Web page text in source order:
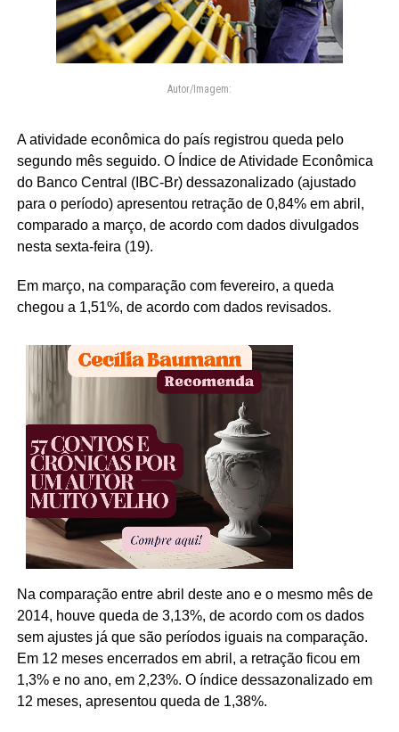
Autor/Imagem:
A atividade econômica do país registrou queda pelo
segundo mês seguido. O Índice de Atividade Econômica
do Banco Central (IBC-Br) dessazonalizado (ajustado
para o período) apresentou retração de 0,84% em abril,
comparado a março, de acordo com dados divulgados
nesta sexta-feira (19).
Em março, na comparação com fevereiro, a queda
chegou a 1,51%, de acordo com dados revisados.
Na comparação entre abril deste ano e o mesmo mês de
2014, houve queda de 3,13%, de acordo com os dados
sem ajustes já que são períodos iguais na comparação.
Em 12 meses encerrados em abril, a retração ficou em
1,3% e no ano, em 2,23%. O índice dessazonalizado em
12 meses, apresentou queda de 1,38%.